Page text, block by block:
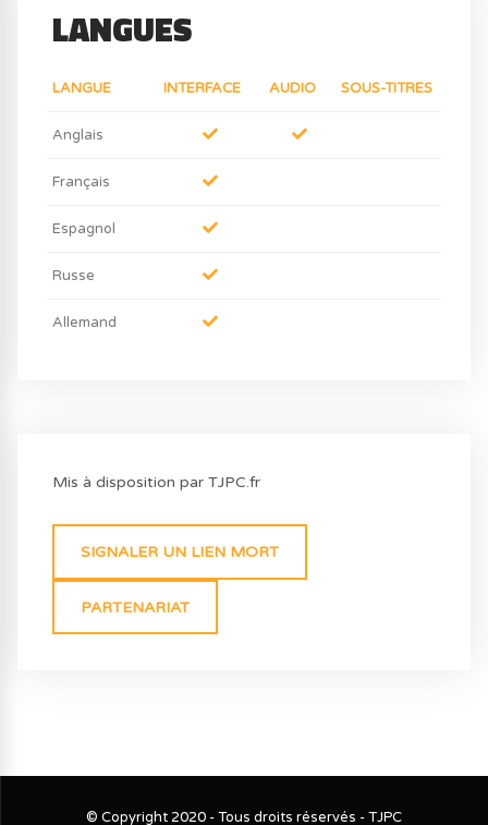
LANGUES
LANGUE INTERFACE AUDIO SOUS-TITRES
Anglais
Français
Espagnol
Russe
Allemand
Mis à disposition par TJPC.fr
SIGNALER UN LIEN MORT
PARTENARIAT
© Copyright 2020 - Tous droits réservés - TJPC